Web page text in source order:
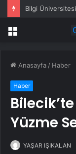
Menü
Anasayfa / Haber
Haber
Yüzme
YAŞAR IŞIKALAN